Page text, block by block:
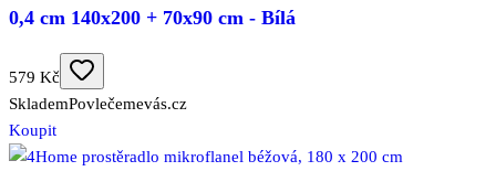
0,4 cm 140x200 + 70x90 cm - Bílá
579 Kč
SklademPovlečemevás.cz
Koupit